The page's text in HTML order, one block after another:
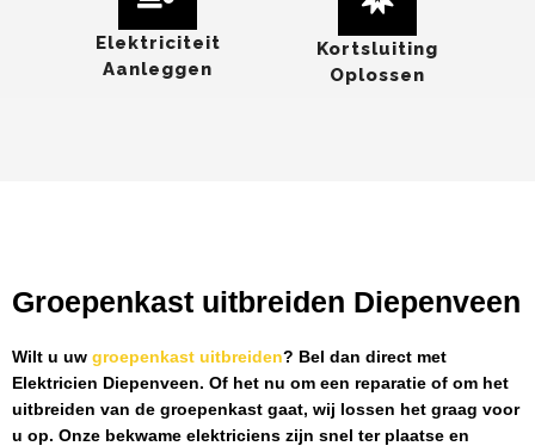
Elektriciteit
Aanleggen
Kortsluiting
Oplossen
Groepenkast uitbreiden Diepenveen
Wilt u uw groepenkast uitbreiden? Bel dan direct met
Elektricien Diepenveen. Of het nu om een reparatie of om het
uitbreiden van de groepenkast gaat, wij lossen het graag voor
u op. Onze bekwame elektriciens zijn snel ter plaatse en